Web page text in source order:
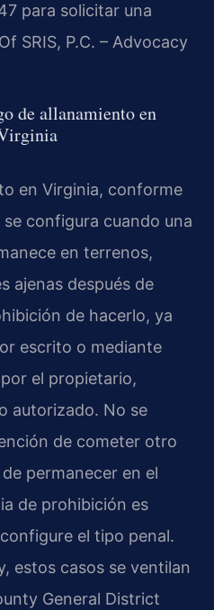
para solicitar una
SRIS, P.C. – Advocacy
de allanamiento en
en Virginia, conforme
se configura cuando una
en terrenos,
ajenas después de
de hacerlo, ya
escrito o mediante
el propietario,
autorizado. No se
de cometer otro
permanecer en el
de prohibición es
el tipo penal.
estos casos se ventilan
General District